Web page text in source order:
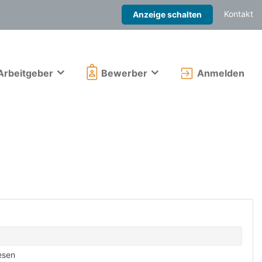
Anzeige schalten Kontakt
Anmelden
Bewerber